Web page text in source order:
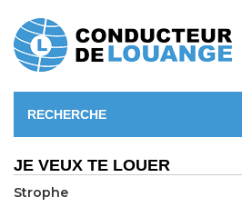
JE VEUX TE LOUER
Strophe